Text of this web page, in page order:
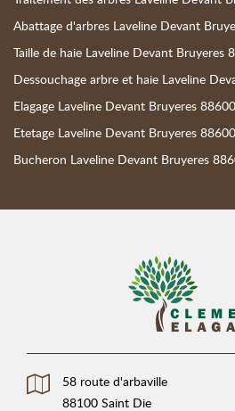
Abattage d'arbres Laveline Devant
Taille de haie Laveline Devant Bruyeres
Dessouchage arbre et haie Laveline
Elagage Laveline Devant Bruyeres 88600
Etetage Laveline Devant Bruyeres 88600
Bucheron Laveline Devant Bruyeres
58 route d'arbaville
88100 Saint Die